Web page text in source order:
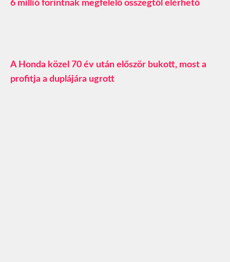
6 millió forintnak megfelelő összegtől elérhető
A Honda közel 70 év után először bukott, most a
profitja a duplájára ugrott